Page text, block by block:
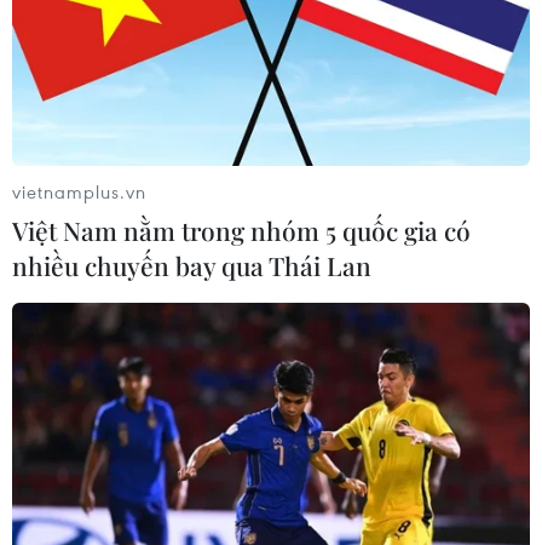
Từ đại dịch tới bệnh đặc hữu: Việt Nam
sống chung an toàn với COVID-19
11/03/2022 07:00
Theo các chuyên gia y tế, việc dịch COVID-19 sẽ được
vietnamplus.vn
Việt Nam nằm trong nhóm 5 quốc gia có
nhiều chuyến bay qua Thái Lan